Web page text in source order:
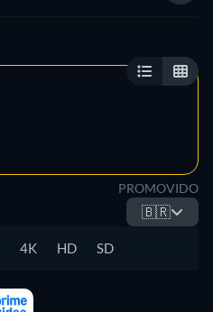
PROMOVIDO
🇧🇷
4K HD SD